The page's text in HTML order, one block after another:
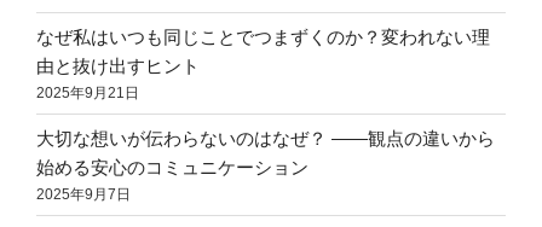
なぜ私はいつも同じことでつまずくのか？変われない理
由と抜け出すヒント
2025年9月21日
大切な想いが伝わらないのはなぜ？ ――観点の違いから
始める安心のコミュニケーション
2025年9月7日